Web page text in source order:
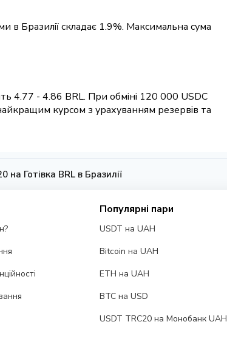
в Бразилії складає 1.9%. Максимальна сума
4.77 - 4.86 BRL. При обміні 120 000 USDC
курсом з урахуванням резервів та
на Готівка BRL в Бразилії
Популярні пари
USDT на UAH
Bitcoin на UAH
ETH на UAH
BTC на USD
USDT TRC20 на Монобанк UAH